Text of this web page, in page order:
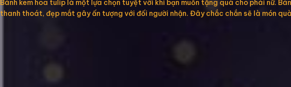
Bánh kem hoa tulip là một lựa chọn tuyệt vời khi bạn muốn tặng quà cho phái nữ.
thanh thoát, đẹp mắt gây ấn tượng với đối người nhận. Đây chắc chắn sẽ là món